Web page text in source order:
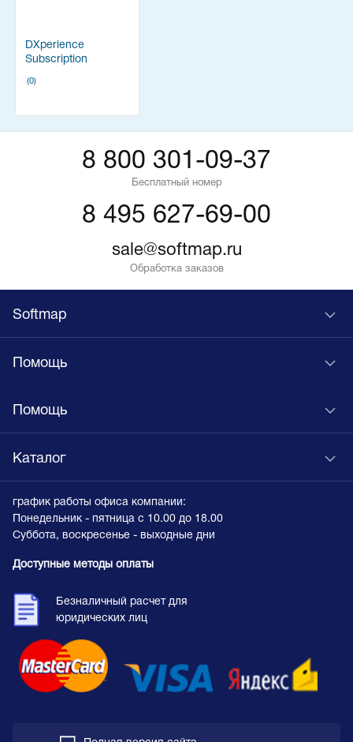
DXperience
Subscription
(0)
8 800 301-09-37
Бесплатный номер
8 495 627-69-00
sale@softmap.ru
Обработка заказов
Softmap
Помощь
Помощь
Каталог
график работы офиса компании:
Понедельник - пятница с 10.00 до 18.00
Суббота, воскресенье - выходные дни
Доступные методы оплаты
Безналичный расчет для
юридических лиц